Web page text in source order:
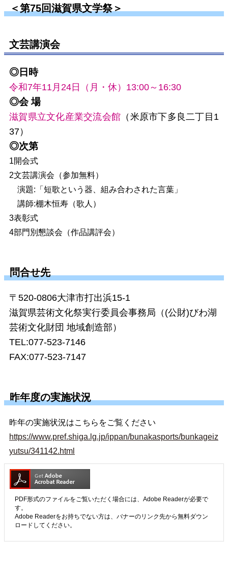
＜第75回滋賀県文学祭＞
文芸講演会
◎日時
令和7年11月24日（月・休）13:00～16:30
◎会 場
滋賀県立文化産業交流会館 （米原市下多良二丁目1
37）
◎次第
1開会式
2文芸講演会（参加無料）
演題:「短歌という器、組み合わされた言葉」
講師:棚木恒寿（歌人）
3表彰式
4部門別懇談会（作品講評会）
問合せ先
〒520-0806大津市打出浜15-1
滋賀県芸術文化祭実行委員会事務局（(公財)びわ湖
芸術文化財団 地域創造部）
TEL:077-523-7146
FAX:077-523-7147
昨年度の実施状況
昨年の実施状況はこちらをご覧ください
https://www.pref.shiga.lg.jp/ippan/bunakasports/bunkageiz
yutsu/341142.html
PDF形式のファイルをご覧いただく場合には、Adobe Readerが必要で
す。
Adobe Readerをお持ちでない方は、バナーのリンク先から無料ダウン
ロードしてください。